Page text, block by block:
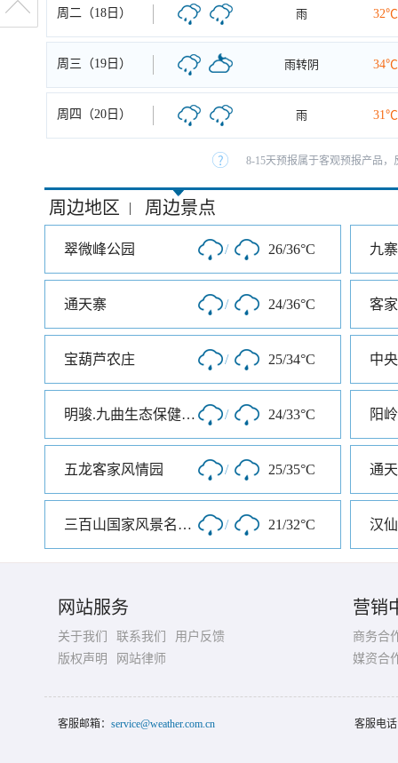
周二（18日） 雨 32℃
周三（19日） 雨转阴 34℃
周四（20日） 雨 31℃
8-15天预报属于客观预报产品
周边地区 | 周边景点
翠微峰公园 / 26/36°C 九
通天寨 / 24/36°C 客
宝葫芦农庄 / 25/34°C
明骏.九曲生态保健旅游度假村 / 24/33°C 阳
五龙客家风情园 / 25/35°C 通
三百山国家风景名胜区 / 21/32°C 汉
网站服务
关于我们 联系我们
用户反馈
版权声明
网站律师
营销
商务合
媒资合
客服邮箱： service@weather.com.cn 客服电